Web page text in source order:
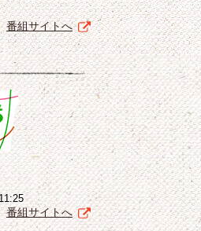
番組サイトへ
番組サイトへ